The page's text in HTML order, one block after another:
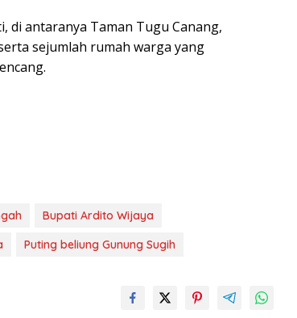
di antaranya Taman Tugu Canang,
sejumlah rumah warga yang
Bupati Ardito Wijaya
Puting beliung Gunung Sugih